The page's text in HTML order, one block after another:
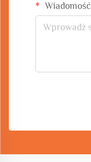
Wiadomość